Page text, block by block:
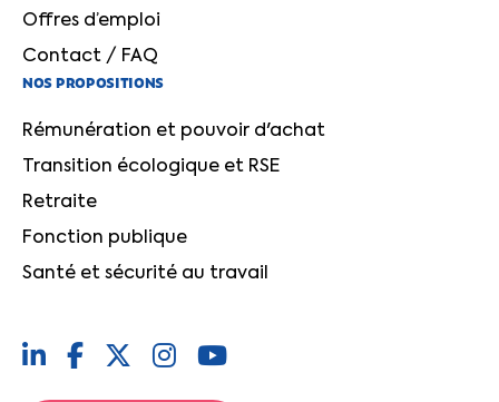
Offres d’emploi
Contact / FAQ
NOS PROPOSITIONS
Rémunération et pouvoir d'achat
Transition écologique et RSE
Retraite
Fonction publique
Santé et sécurité au travail